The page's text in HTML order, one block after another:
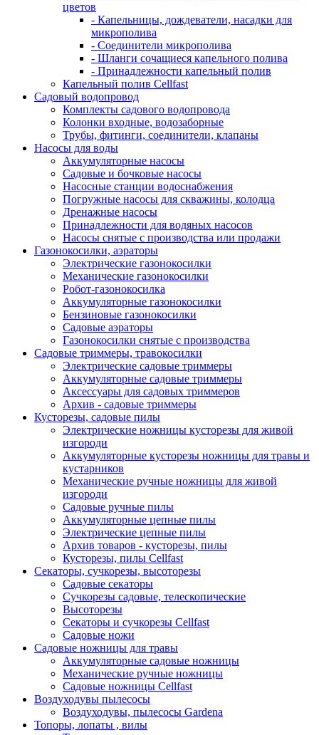
цветов
- Капельницы, дождеватели, насадки для
микрополива
- Соединители микрополива
- Шланги сочащиеся капельного полива
- Принадлежности капельный полив
Капельный полив Cellfast
Садовый водопровод
Комплекты садового водопровода
Колонки входные, водозаборные
Трубы, фитинги, соединители, клапаны
Насосы для воды
Аккумуляторные насосы
Садовые и бочковые насосы
Насосные станции водоснабжения
Погружные насосы для скважины, колодца
Дренажные насосы
Принадлежности для водяных насосов
Насосы снятые с производства или продажи
Газонокосилки, аэраторы
Электрические газонокосилки
Механические газонокосилки
Робот-газонокосилка
Аккумуляторные газонокосилки
Бензиновые газонокосилки
Садовые аэраторы
Газонокосилки снятые с производства
Садовые триммеры, травокосилки
Электрические садовые триммеры
Аккумуляторные садовые триммеры
Аксессуары для садовых триммеров
Архив - садовые триммеры
Кусторезы, садовые пилы
Электрические ножницы кусторезы для живой
изгороди
Аккумуляторные кусторезы ножницы для травы и
кустарников
Механические ручные ножницы для живой
изгороди
Садовые ручные пилы
Аккумуляторные цепные пилы
Электрические цепные пилы
Архив товаров - кусторезы, пилы
Кусторезы, пилы Cellfast
Секаторы, сучкорезы, высоторезы
Садовые секаторы
Сучкорезы садовые, телескопические
Высоторезы
Секаторы и сучкорезы Cellfast
Садовые ножи
Садовые ножницы для травы
Аккумуляторные садовые ножницы
Механические ручные ножницы
Садовые ножницы Cellfast
Воздуходувы пылесосы
Воздуходувы, пылесосы Gardena
Топоры, лопаты , вилы